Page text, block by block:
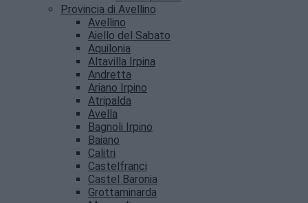
Provincia di Avellino
Avellino
Aiello del Sabato
Aquilonia
Altavilla Irpina
Andretta
Ariano Irpino
Atripalda
Avella
Bagnoli Irpino
Baiano
Calitri
Castelfranci
Castel Baronia
Grottaminarda